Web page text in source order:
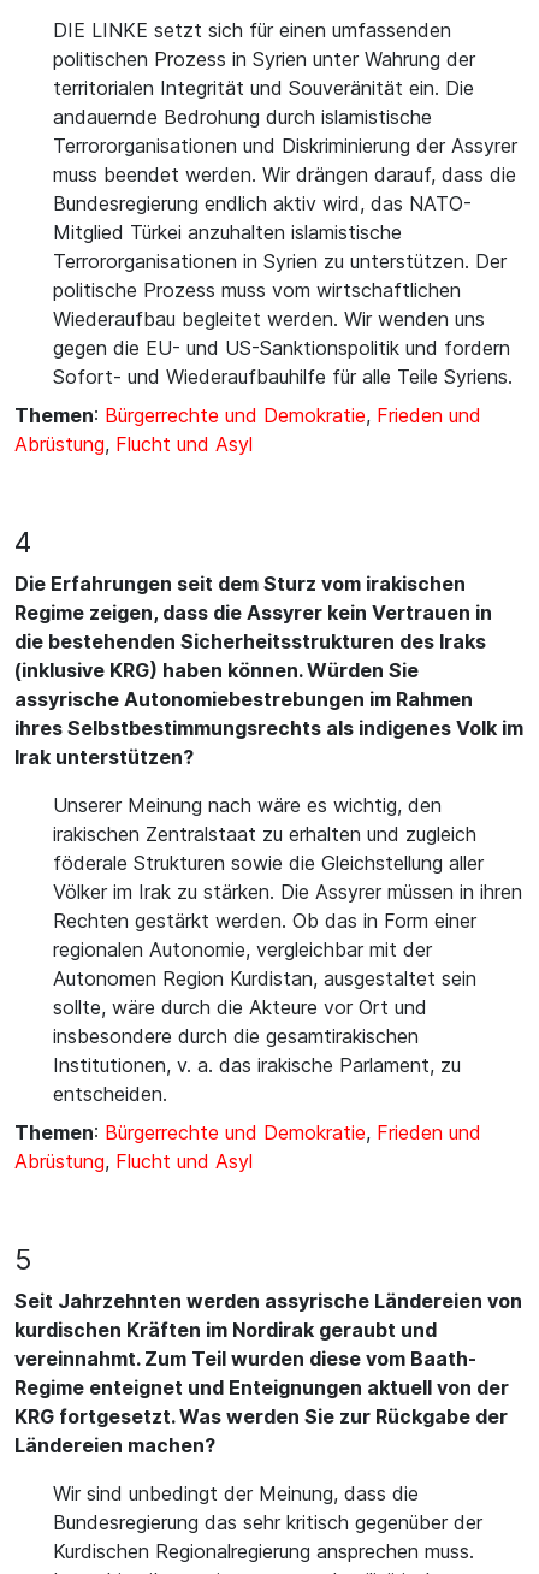
DIE LINKE setzt sich für einen umfassenden
politischen Prozess in Syrien unter Wahrung der
territorialen Integrität und Souveränität ein. Die
andauernde Bedrohung durch islamistische
Terrororganisationen und Diskriminierung der Assyrer
muss beendet werden. Wir drängen darauf, dass die
Bundesregierung endlich aktiv wird, das NATO-
Mitglied Türkei anzuhalten islamistische
Terrororganisationen in Syrien zu unterstützen. Der
politische Prozess muss vom wirtschaftlichen
Wiederaufbau begleitet werden. Wir wenden uns
gegen die EU- und US-Sanktionspolitik und fordern
Sofort- und Wiederaufbauhilfe für alle Teile Syriens.
Themen: Bürgerrechte und Demokratie, Frieden und
Abrüstung, Flucht und Asyl
4
Die Erfahrungen seit dem Sturz vom irakischen
Regime zeigen, dass die Assyrer kein Vertrauen in
die bestehenden Sicherheitsstrukturen des Iraks
(inklusive KRG) haben können. Würden Sie
assyrische Autonomiebestrebungen im Rahmen
ihres Selbstbestimmungsrechts als indigenes Volk im
Irak unterstützen?
Unserer Meinung nach wäre es wichtig, den
irakischen Zentralstaat zu erhalten und zugleich
föderale Strukturen sowie die Gleichstellung aller
Völker im Irak zu stärken. Die Assyrer müssen in ihren
Rechten gestärkt werden. Ob das in Form einer
regionalen Autonomie, vergleichbar mit der
Autonomen Region Kurdistan, ausgestaltet sein
sollte, wäre durch die Akteure vor Ort und
insbesondere durch die gesamtirakischen
Institutionen, v. a. das irakische Parlament, zu
entscheiden.
Themen: Bürgerrechte und Demokratie, Frieden und
Abrüstung, Flucht und Asyl
5
Seit Jahrzehnten werden assyrische Ländereien von
kurdischen Kräften im Nordirak geraubt und
vereinnahmt. Zum Teil wurden diese vom Baath-
Regime enteignet und Enteignungen aktuell von der
KRG fortgesetzt. Was werden Sie zur Rückgabe der
Ländereien machen?
Wir sind unbedingt der Meinung, dass die
Bundesregierung das sehr kritisch gegenüber der
Kurdischen Regionalregierung ansprechen muss.